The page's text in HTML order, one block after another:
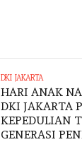
DKI JAKARTA
HARI ANAK
DKI JAKARTA
KEPEDULIAN
GENERASI